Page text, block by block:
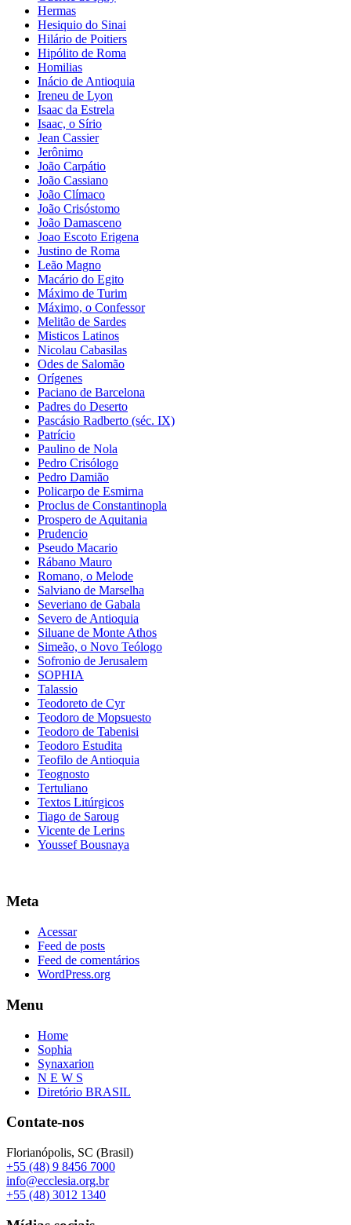
Hermas
Hesiquio do Sinai
Hilário de Poitiers
Hipólito de Roma
Homilias
Inácio de Antioquia
Ireneu de Lyon
Isaac da Estrela
Isaac, o Sírio
Jean Cassier
Jerônimo
João Carpátio
João Cassiano
João Clímaco
João Crisóstomo
João Damasceno
Joao Escoto Erigena
Justino de Roma
Leão Magno
Macário do Egito
Máximo de Turim
Máximo, o Confessor
Melitão de Sardes
Misticos Latinos
Nicolau Cabasilas
Odes de Salomão
Orígenes
Paciano de Barcelona
Padres do Deserto
Pascásio Radberto (séc. IX)
Patrício
Paulino de Nola
Pedro Crisólogo
Pedro Damião
Policarpo de Esmirna
Proclus de Constantinopla
Prospero de Aquitania
Prudencio
Pseudo Macario
Rábano Mauro
Romano, o Melode
Salviano de Marselha
Severiano de Gabala
Severo de Antioquia
Siluane de Monte Athos
Simeão, o Novo Teólogo
Sofronio de Jerusalem
SOPHIA
Talassio
Teodoreto de Cyr
Teodoro de Mopsuesto
Teodoro de Tabenisi
Teodoro Estudita
Teofilo de Antioquia
Teognosto
Tertuliano
Textos Litúrgicos
Tiago de Saroug
Vicente de Lerins
Youssef Bousnaya
Meta
Acessar
Feed de posts
Feed de comentários
WordPress.org
Menu
Home
Sophia
Synaxarion
N E W S
Diretório BRASIL
Contate-nos
Florianópolis, SC (Brasil)
+55 (48) 9 8456 7000
info@ecclesia.org.br
+55 (48) 3012 1340